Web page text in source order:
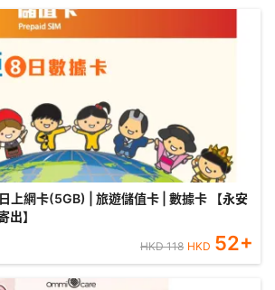
上網卡(5GB) | 旅遊儲值卡 | 數據卡 【永安
出】
HKD118 HKD 52+